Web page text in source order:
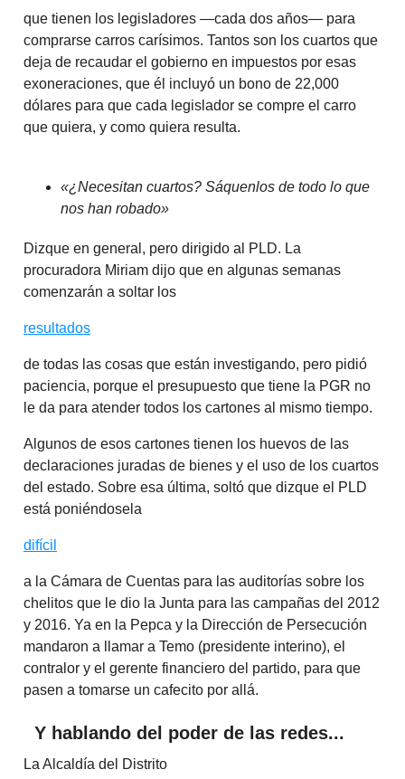
que tienen los legisladores —cada dos años— para
comprarse carros carísimos. Tantos son los cuartos que
deja de recaudar el gobierno en impuestos por esas
exoneraciones, que él incluyó un bono de 22,000
dólares para que cada legislador se compre el carro
que quiera, y como quiera resulta.
«¿Necesitan cuartos? Sáquenlos de todo lo que
nos han robado»
Dizque en general, pero dirigido al PLD. La
procuradora Miriam dijo que en algunas semanas
comenzarán a soltar los
resultados
de todas las cosas que están investigando, pero pidió
paciencia, porque el presupuesto que tiene la PGR no
le da para atender todos los cartones al mismo tiempo.
Algunos de esos cartones tienen los huevos de las
declaraciones juradas de bienes y el uso de los cuartos
del estado. Sobre esa última, soltó que dizque el PLD
está poniéndosela
difícil
a la Cámara de Cuentas para las auditorías sobre los
chelitos que le dio la Junta para las campañas del 2012
y 2016. Ya en la Pepca y la Dirección de Persecución
mandaron a llamar a Temo (presidente interino), el
contralor y el gerente financiero del partido, para que
pasen a tomarse un cafecito por allá.
Y hablando del poder de las redes...
La Alcaldía del Distrito